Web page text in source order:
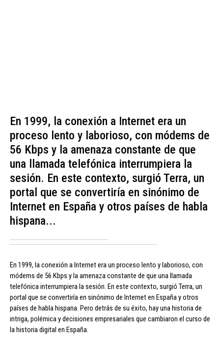
En 1999, la conexión a Internet era un
proceso lento y laborioso, con módems de
56 Kbps y la amenaza constante de que
una llamada telefónica interrumpiera la
sesión. En este contexto, surgió Terra, un
portal que se convertiría en sinónimo de
Internet en España y otros países de habla
hispana...
En 1999, la conexión a Internet era un proceso lento y laborioso, con
módems de 56 Kbps y la amenaza constante de que una llamada
telefónica interrumpiera la sesión. En este contexto, surgió Terra, un
portal que se convertiría en sinónimo de Internet en España y otros
países de habla hispana. Pero detrás de su éxito, hay una historia de
intriga, polémica y decisiones empresariales que cambiaron el curso de
la historia digital en España.